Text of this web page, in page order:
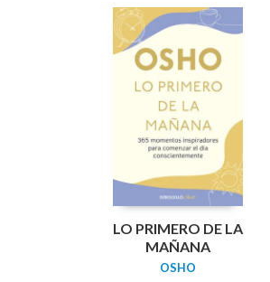
LO PRIMERO DE LA
MAÑANA
OSHO